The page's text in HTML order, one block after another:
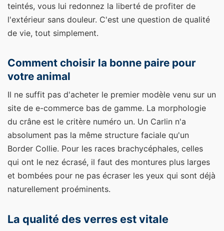
teintés, vous lui redonnez la liberté de profiter de
l'extérieur sans douleur. C'est une question de qualité
de vie, tout simplement.
Comment choisir la bonne paire pour
votre animal
Il ne suffit pas d'acheter le premier modèle venu sur un
site de e-commerce bas de gamme. La morphologie
du crâne est le critère numéro un. Un Carlin n'a
absolument pas la même structure faciale qu'un
Border Collie. Pour les races brachycéphales, celles
qui ont le nez écrasé, il faut des montures plus larges
et bombées pour ne pas écraser les yeux qui sont déjà
naturellement proéminents.
La qualité des verres est vitale